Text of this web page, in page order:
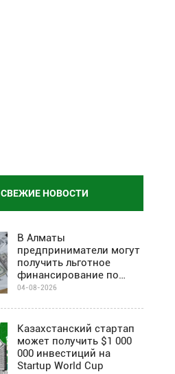
СВЕЖИЕ НОВОСТИ
В Алматы
предприниматели могут
получить льготное
финансирование по
программе Almaty
04-08-2026
Казахстанский стартап
может получить $1 000
000 инвестиций на
Startup World Cup